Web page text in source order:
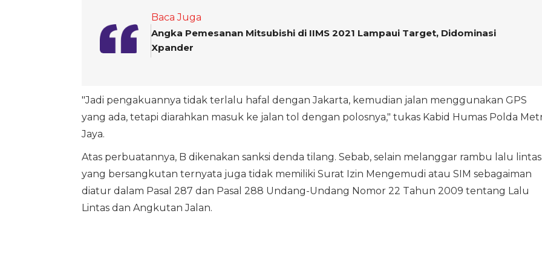
Baca Juga
Angka Pemesanan Mitsubishi di IIMS 2021 Lampaui Target, Didominasi
Xpander
"Jadi pengakuannya tidak terlalu hafal dengan Jakarta, kemudian jalan menggunakan GPS
yang ada, tetapi diarahkan masuk ke jalan tol dengan polosnya," tukas Kabid Humas Polda
Jaya.
Atas perbuatannya, B dikenakan sanksi denda tilang. Sebab, selain melanggar rambu lalu lintas
yang bersangkutan ternyata juga tidak memiliki Surat Izin Mengemudi atau SIM sebagaiman
diatur dalam Pasal 287 dan Pasal 288 Undang-Undang Nomor 22 Tahun 2009 tentang Lalu
Lintas dan Angkutan Jalan.